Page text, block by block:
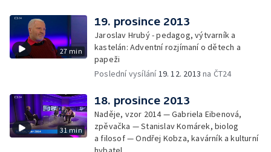
27 min
19. prosince 2013
Jaroslav Hrubý - pedagog, výtvarník a
kastelán: Adventní rozjímaní o dětech a
papeži
Poslední vysílání19. 12. 2013 na ČT24
31 min
18. prosince 2013
Naděje, vzor 2014 — Gabriela Eibenová,
zpěvačka — Stanislav Komárek, biolog
a filosof — Ondřej Kobza, kavárník a kulturní